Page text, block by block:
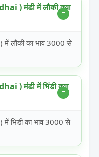
) मंडी में लौकी क्या
लौकी का भाव 3000 से
) मंडी में भिंडी क्या
भिंडी का भाव 3000 से